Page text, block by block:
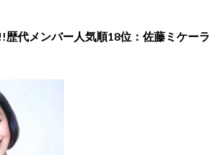
歴代メンバー人気順18位：佐藤ミケーラ